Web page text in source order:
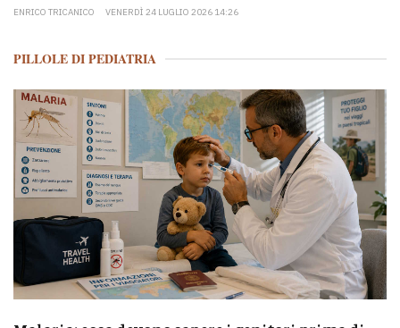
ENRICO TRICANICO VENERDÌ 24 LUGLIO 2026 14:26
PILLOLE DI PEDIATRIA